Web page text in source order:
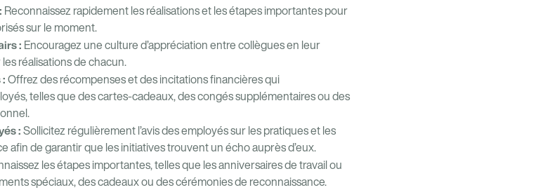
Reconnaissez rapidement les réalisations et les étapes importantes pour
sur le moment.
: Encouragez une culture d’appréciation entre collègues en leur
réalisations de chacun.
Offrez des récompenses et des incitations financières qui
telles que des cartes-cadeaux, des congés supplémentaires ou des
: Sollicitez régulièrement l’avis des employés sur les pratiques et les
afin de garantir que les initiatives trouvent un écho auprès d’eux.
les étapes importantes, telles que les anniversaires de travail ou
spéciaux, des cadeaux ou des cérémonies de reconnaissance.